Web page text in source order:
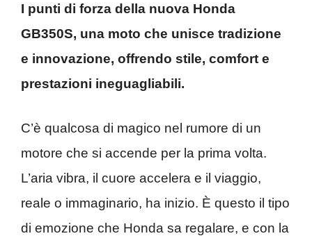
I punti di forza della nuova Honda
GB350S, una moto che unisce tradizione
e innovazione, offrendo stile, comfort e
prestazioni ineguagliabili.
C’è qualcosa di magico nel rumore di un
motore che si accende per la prima volta.
L’aria vibra, il cuore accelera e il viaggio,
reale o immaginario, ha inizio. È questo il tipo
di emozione che Honda sa regalare, e con la